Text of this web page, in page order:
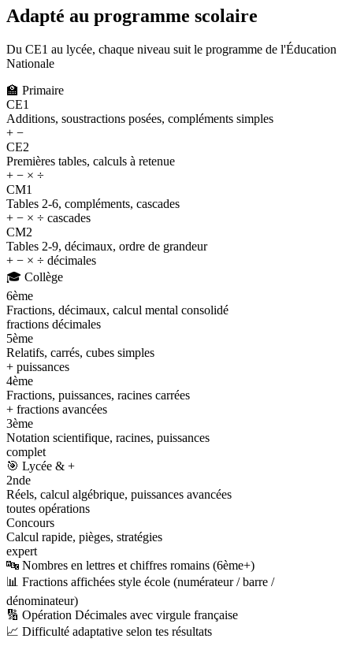
Adapté au programme scolaire
Du CE1 au lycée, chaque niveau suit le programme de l'Éducation
Nationale
🏫 Primaire
CE1
Additions, soustractions posées, compléments simples
+ −
CE2
Premières tables, calculs à retenue
+ − × ÷
CM1
Tables 2-6, compléments, cascades
+ − × ÷ cascades
CM2
Tables 2-9, décimaux, ordre de grandeur
+ − × ÷ décimales
🎓 Collège
6ème
Fractions, décimaux, calcul mental consolidé
fractions décimales
5ème
Relatifs, carrés, cubes simples
+ puissances
4ème
Fractions, puissances, racines carrées
+ fractions avancées
3ème
Notation scientifique, racines, puissances
complet
🎯 Lycée & +
2nde
Réels, calcul algébrique, puissances avancées
toutes opérations
Concours
Calcul rapide, pièges, stratégies
expert
🔤 Nombres en lettres et chiffres romains (6ème+)
📊 Fractions affichées style école (numérateur / barre /
dénominateur)
🔢 Opération Décimales avec virgule française
📈 Difficulté adaptative selon tes résultats